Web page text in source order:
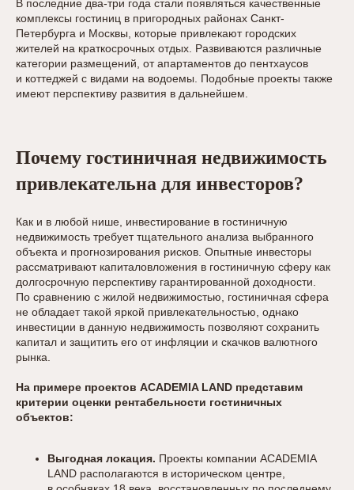
В последние два-три года стали появляться качественные
комплексы гостиниц в пригородных районах Санкт-
Петербурга и Москвы, которые привлекают городских
жителей на краткосрочных отдых. Развиваются различные
категории размещений, от апартаментов до пентхаусов
и коттеджей с видами на водоемы. Подобные проекты также
имеют перспективу развития в дальнейшем.
Почему гостиничная недвижимость
привлекательна для инвесторов?
Как и в любой нише, инвестирование в гостиничную
недвижимость требует тщательного анализа выбранного
объекта и прогнозирования рисков. Опытные инвесторы
рассматривают капиталовложения в гостиничную сферу как
долгосрочную перспективу гарантированной доходности.
По сравнению с жилой недвижимостью, гостиничная сфера
не обладает такой яркой привлекательностью, однако
инвестиции в данную недвижимость позволяют сохранить
капитал и защитить его от инфляции и скачков валютного
рынка.
На примере проектов ACADEMIA LAND представим
критерии оценки рентабельности гостиничных
объектов:
Выгодная локация. Проекты компании ACADEMIA
LAND располагаются в историческом центре,